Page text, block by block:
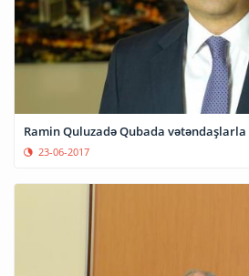
Ramin Quluzadə Qubada vətəndaşlarla
23-06-2017